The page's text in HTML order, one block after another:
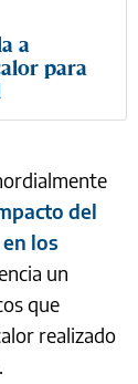
a
para
del
los
un
que
realizado